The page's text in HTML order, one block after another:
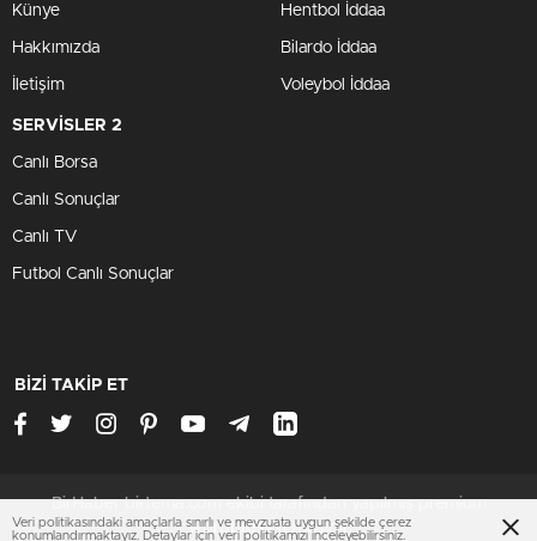
Künye
Hakkımızda
İletişim
Hentbol İddaa
Bilardo İddaa
Voleybol İddaa
SERVİSLER 2
Canlı Borsa
Canlı Sonuçlar
Canlı TV
Futbol Canlı Sonuçlar
BİZİ TAKİP ET
BirHaber birtema.com ekibi tarafından yapılmış premium
wordpress temasıdır
Veri politikasındaki amaçlarla sınırlı ve mevzuata uygun şekilde çerez
konumlandırmaktayız. Detaylar için veri politikamızı inceleyebilirsiniz.